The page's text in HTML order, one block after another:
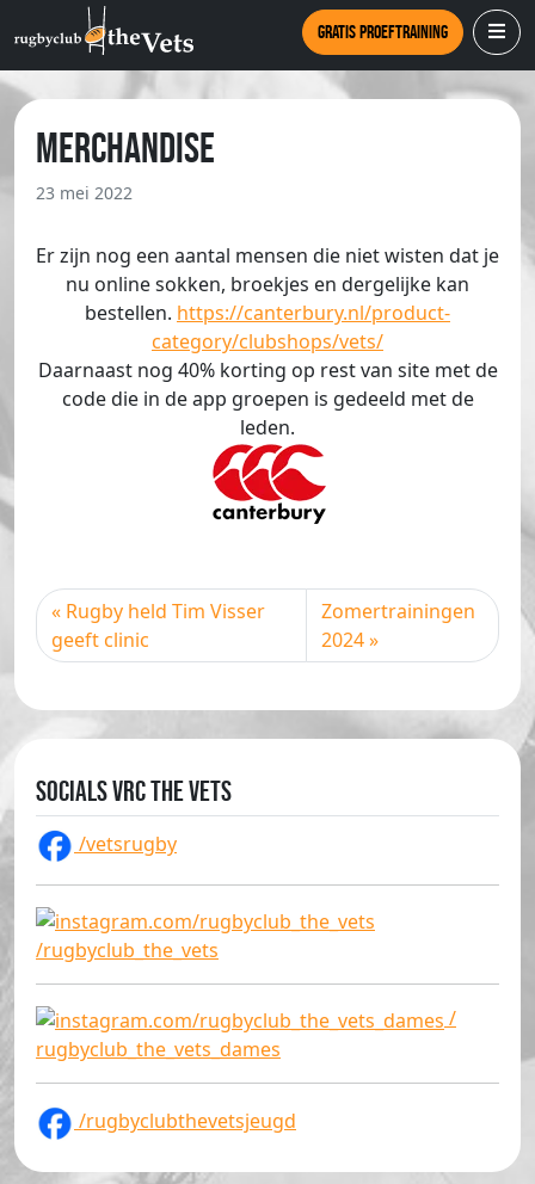
Gratis proeftraining
Merchandise
23 mei 2022
Er zijn nog een aantal mensen die niet wisten dat je
nu online sokken, broekjes en dergelijke kan
bestellen. https://canterbury.nl/product-
category/clubshops/vets/
Daarnaast nog 40% korting op rest van site met de
code die in de app groepen is gedeeld met de
leden.
Rugby held Tim Visser
geeft clinic
Zomertrainingen
2024
Socials VRC The Vets
/vetsrugby
/rugbyclub_the_vets
/
rugbyclub_the_vets_dames
/rugbyclubthevetsjeugd